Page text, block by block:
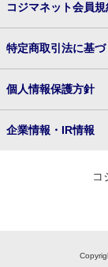
コジマネット会員規
特定商取引法に基
個人情報保護方針
企業情報・IR情報
コ